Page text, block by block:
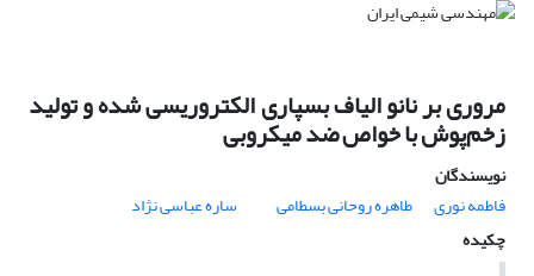
مروری بر نانو الیاف بسپاری الکتروریسی شده و تولید
زخم‌پوش با خواص ضد میکروبی
نویسندگان
فاطمه نوری
طاهره روحانی بسطامی
ساره عباسی نژاد
چکیده